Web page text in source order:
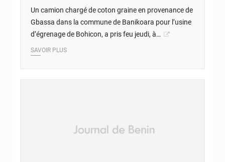
Un camion chargé de coton graine en provenance de
Gbassa dans la commune de Banikoara pour l’usine
d’égrenage de Bohicon, a pris feu jeudi, à…
SAVOIR PLUS